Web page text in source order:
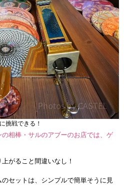
挑戦できる！
相棒・サルのアブーのお店では、ゲ
がること間違いなし！
セットは、シンプルで簡単そうに見